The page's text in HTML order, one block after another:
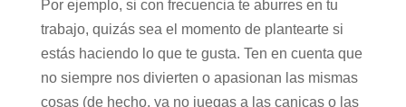
Por ejemplo, si con frecuencia te aburres en tu
trabajo, quizás sea el momento de plantearte si
estás haciendo lo que te gusta. Ten en cuenta que
no siempre nos divierten o apasionan las mismas
cosas (de hecho, ya no juegas a las canicas o las